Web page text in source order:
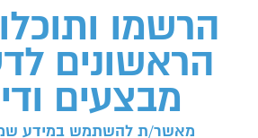
הרשמו
הראשונים
מבצעים
מאשר/ת להשתמש במידע